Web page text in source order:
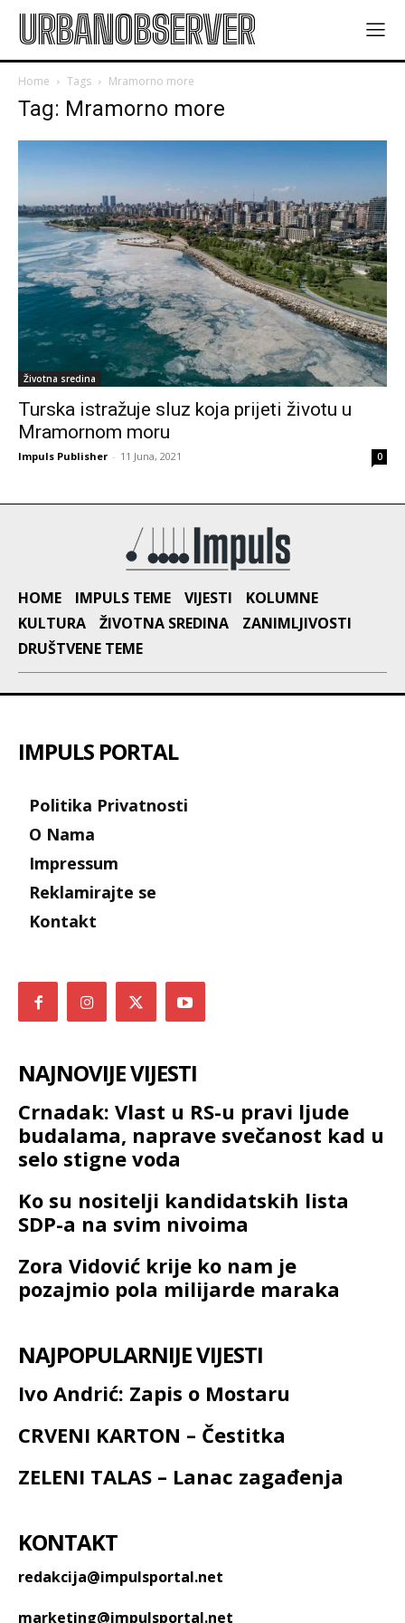
URBANOBSERVER
Home Tags Mramorno more
Tag: Mramorno more
Životna sredina
Turska istražuje sluz koja prijeti životu u
Mramornom moru
Impuls Publisher - 11 Juna, 2021 0
HOME IMPULS TEME VIJESTI
KOLUMNE
KULTURA
ŽIVOTNA SREDINA
ZANIMLJIVOSTI
DRUŠTVENE TEME
IMPULS PORTAL
Politika Privatnosti
O Nama
Impressum
Reklamirajte se
Kontakt
NAJNOVIJE VIJESTI
Crnadak: Vlast u RS-u pravi ljude
budalama, naprave svečanost kad u
selo stigne voda
Ko su nositelji kandidatskih lista
SDP-a na svim nivoima
Zora Vidović krije ko nam je
pozajmio pola milijarde maraka
NAJPOPULARNIJE VIJESTI
Ivo Andrić: Zapis o Mostaru
CRVENI KARTON – Čestitka
ZELENI TALAS – Lanac zagađenja
KONTAKT
redakcija@impulsportal.net
marketing@impulsportal.net